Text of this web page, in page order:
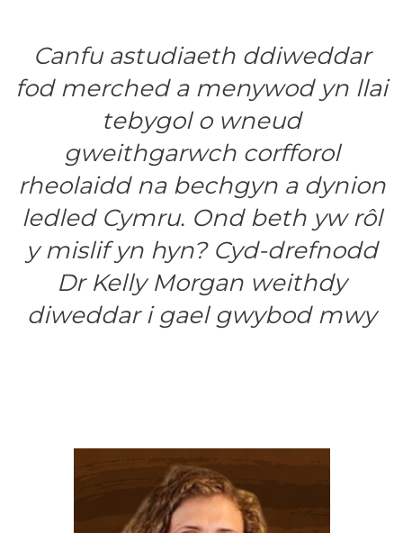
Canfu astudiaeth ddiweddar
fod merched a menywod yn llai
tebygol o wneud
gweithgarwch corfforol
rheolaidd na bechgyn a dynion
ledled Cymru. Ond beth yw rôl
y mislif yn hyn? Cyd-drefnodd
Dr Kelly Morgan weithdy
diweddar i gael gwybod mwy